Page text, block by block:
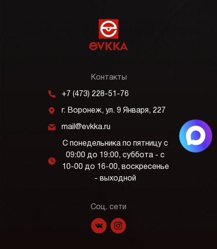
Контакты
m +7 (473) 228-51-76
j г. Воронеж, ул. 9 Января, 227
k mail@evkka.ru
l
С понедельника по пятницу с
09:00 до 19:00, суббота - с
10-00 до 16-00, воскресенье
- выходной
Соц. сети
f p